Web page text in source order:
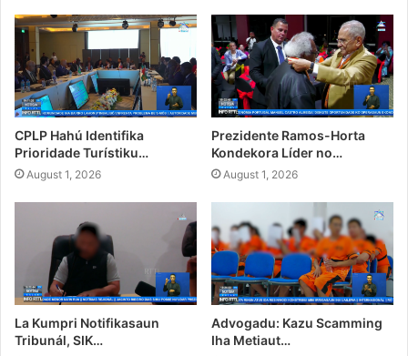
CPLP Hahú Identifika
Prioridade Turístiku…
August 1, 2026
Prezidente Ramos-Horta
Kondekora Líder no…
August 1, 2026
La Kumpri Notifikasaun
Tribunál, SIK…
Advogadu: Kazu Scamming
Iha Metiaut…